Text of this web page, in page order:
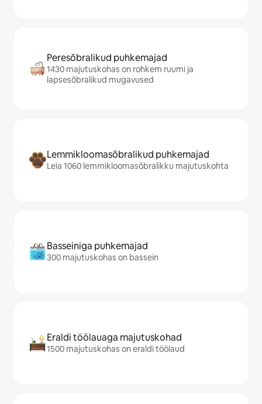
Peresõbralikud puhkemajad
1430 majutuskohas on rohkem ruumi ja
lapsesõbralikud mugavused
Lemmikloomasõbralikud puhkemajad
Leia 1060 lemmikloomasõbralikku majutuskohta
Basseiniga puhkemajad
300 majutuskohas on bassein
Eraldi töölauaga majutuskohad
1500 majutuskohas on eraldi töölaud